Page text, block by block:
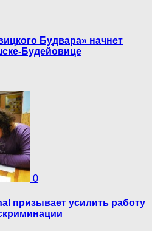
Будвара» начнет
Будейовице
0
призывает усилить работу